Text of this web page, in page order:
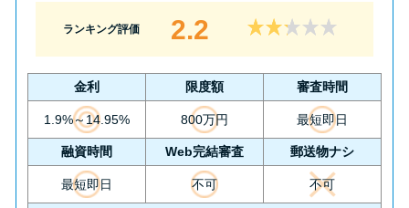
ランキング評価 2.2
金利 限度額 審査時間
1.9%～14.95% 800万円 最短即日
融資時間 Web完結審査 郵送物ナシ
最短即日 不可 不可